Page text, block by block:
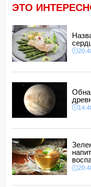
14:14, 06.08.2026
"Шохрат"
14:10, 06.08.2026
Стали известны
с "Эрзурумспором"
представителей,
14:00, 06.08.2026
Прогноз погоды в
12:48, 06.08.2026
гибелью граждан
морях
12:40, 06.08.2026
ЭТО